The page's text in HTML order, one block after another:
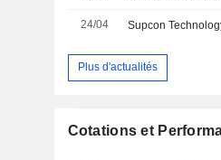
24/04
Plus d'actualités
Cotations et